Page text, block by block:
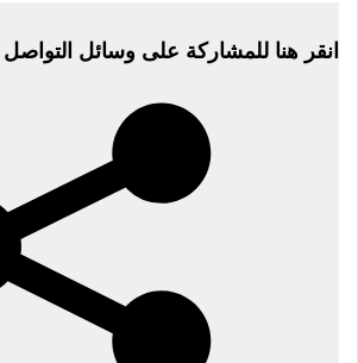
في
انقر هنا للمشاركة على وسائل التواصل